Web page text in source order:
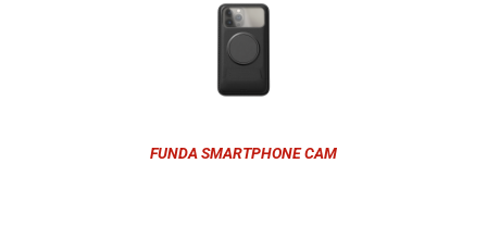
FUNDA SMARTPHONE CAM